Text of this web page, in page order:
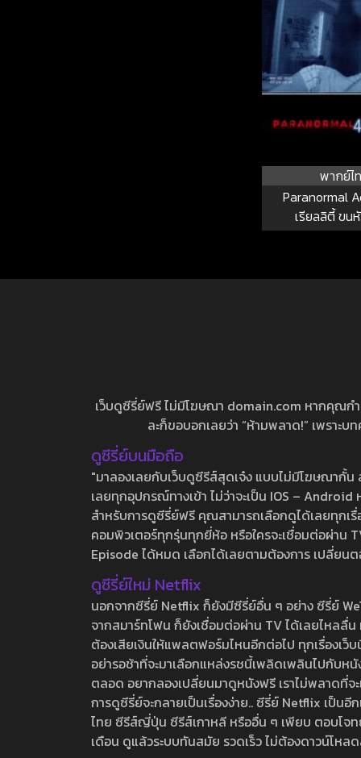
พากย์ไ
Paranormal
เรียลลิตี้ ขน
เว็บดูซีรี่ย์ฟรี ไม่มีโฆษณา domain.com หากคุณก
ละก็ขอบอกเลยว่า “ห้ามพลาด!” เพราะ
ดูซีรี่ย์บนมือถือ
"มาลองเลยกับเว็บดูซีรีส์สุดเจ๋ง แบบไม่มีโฆษณากั้
เลยทุกอุปกรณ์ทางเข้า ไม่ว่าจะเป็น IOS –
สำหรับการดูซีรี่ย์ฟรี คุณสามารถเลือกดูได้เลยทุกเ
คอมพิวเตอร์ทุกรุ่นทุกยี่ห้อ หรือใครจะเชื่อมต่อผ่าน
Episode ได้หมด เลือกได้เลยตามต้องการ เปลี่ยน
ดูซีรี่ย์ใหม่ Netflix
นอกจากซีรี่ย์ Netflix ก็ยังมีซีรี่ย์อื่น ๆ อย่าง ซีรี่ย์
จากสมาร์ทโฟน ก็ยังเชื่อมต่อผ่าน TV ได้เลยไหลลื่
ต้องเสียเงินให้แพลตฟอร์มไหนอีกต่อไป ทุกเรื่องเว็
อย่ารอช้าที่จะมาเลือกแหล่งรชนี้เพลิดเพลินไปกับห
ตลอด อยากลองเปลี่ยนมาดูหนังฟรี เราไม่พลาดที่
การดูซีรี่ย์จะกลายเป็นเรื่องง่าย.. ซีรี่ย์ Netflix เป็น
ไทย ซีรีส์ญี่ปุ่น ซีรีส์เกาหลี หรืออื่น ๆ เพียบ ตอบโจท
เดือน ดูแล้วระบบทันสมัย รวดเร็ว ไม่ต้องดาวน์โห